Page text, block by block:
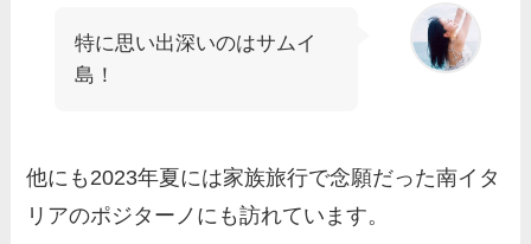
特に思い出深いのはサムイ
島！
他にも2023年夏には家族旅行で念願だった南イタ
リアのポジターノにも訪れています。